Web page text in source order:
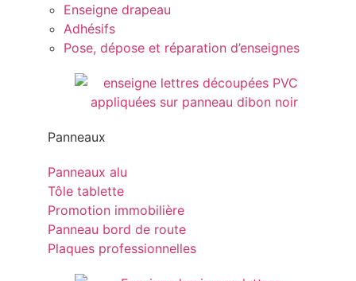
Enseigne drapeau
Adhésifs
Pose, dépose et réparation d’enseignes
Panneaux
Panneaux alu
Tôle tablette
Promotion immobilière
Panneau bord de route
Plaques professionnelles